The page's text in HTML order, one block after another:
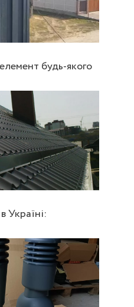
будь-якого
Україні: